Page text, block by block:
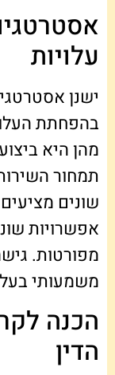
עלויות
ישנן
בהפחתת
מהן היא
תמחור
שונים
אפשרויות
מפורטות.
משמעותי
הכנה
הדין